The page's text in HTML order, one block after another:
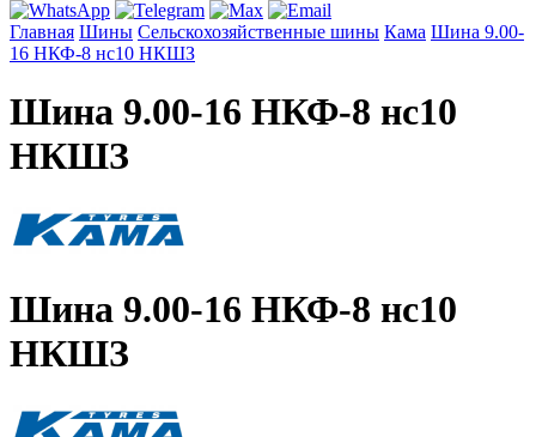
Главная Шины Сельскохозяйственные шины Кама Шина 9.00-
16 НКФ-8 нс10 НКШЗ
Шина 9.00-16 НКФ-8 нс10
НКШЗ
Шина 9.00-16 НКФ-8 нс10
НКШЗ